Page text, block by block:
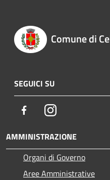
Comune di
SEGUICI SU
FacebookInstagram
AMMINISTRAZIONE
Organi di Governo
Aree Amministrative